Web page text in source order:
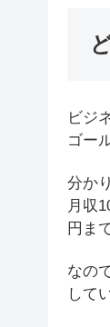
ビジ
ゴー
分か
月収
円ま
なの
して